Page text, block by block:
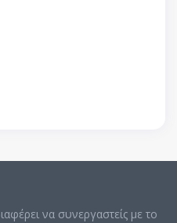
να συνεργαστείς με το